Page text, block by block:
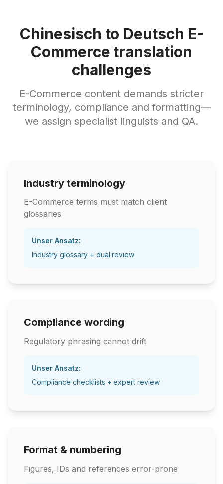
Chinesisch to Deutsch E-
Commerce translation
challenges
E-Commerce content demands stricter
terminology, compliance and formatting—
we assign specialist linguists and QA.
Industry terminology
E-Commerce terms must match client
glossaries
Unser Ansatz:
Industry glossary + dual review
Compliance wording
Regulatory phrasing cannot drift
Unser Ansatz:
Compliance checklists + expert review
Format & numbering
Figures, IDs and references error-prone